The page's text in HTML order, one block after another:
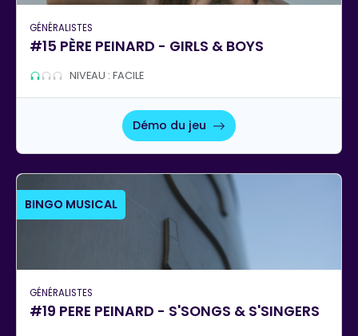
GÉNÉRALISTES
#15 PÈRE PEINARD - GIRLS & BOYS
NIVEAU : FACILE
Démo du jeu
BINGO MUSICAL
GÉNÉRALISTES
#19 PERE PEINARD - S'SONGS & S'SINGERS